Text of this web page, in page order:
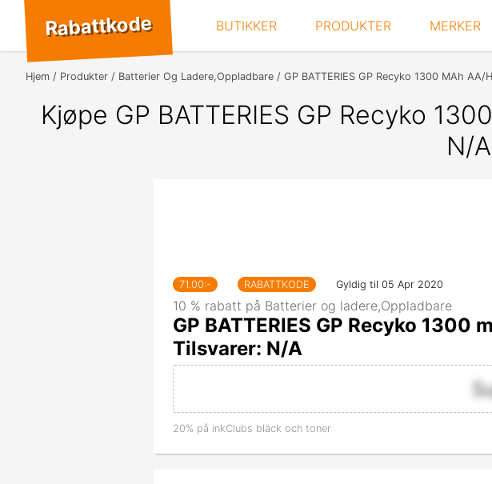
Rabattkode BUTIKKER PRODUKTER MERKER
Hjem Produkter Batterier Og Ladere,Oppladbare GP BATTERIES GP Recyko 1300 MAh
Kjøpe GP BATTERIES GP Recyko
N/
71.00:- RABATTKODE Gyldig til 05 Apr 2020
10 % rabatt på Batterier og ladere,Oppladbare
GP BATTERIES GP Recyko
Tilsvarer: N/A
20% på inkClubs bläck och toner